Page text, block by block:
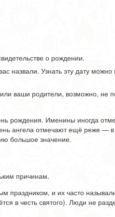
о рождении.
назвали. Узнать эту дату можно
ваши родители, возможно, не
рождения. Именины иногда
ангела отмечают ещё реже — в
большое значение.
причинам.
праздником, и их часто
в честь святого). Люди не